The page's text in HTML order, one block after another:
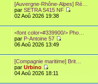
[Auvergne-Rhône-Alpes] Ré…
parSETRA S415 NF
02 Aoû 2026 19:38
<font color=#339900/> Pho…
par P-Antoine 57
06 Aoû 2026 13:49
[Compagnie maritime] Brit…
parUrbino
04 Aoû 2026 18:11